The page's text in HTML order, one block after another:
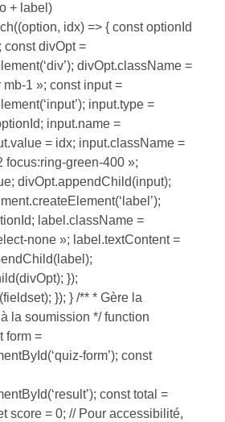
+ label)
idx) => { const optionId
const divOpt =
divOpt.className =
1 »; const input =
input.type =
input.name =
= idx; input.className =
focus:ring-green-400 »;
divOpt.appendChild(input);
label.className =
none »; label.textContent =
});
}); } /** * Gère la
la soumission */ function
form =
form’); const
const total =
score = 0; // Pour accessibilité,